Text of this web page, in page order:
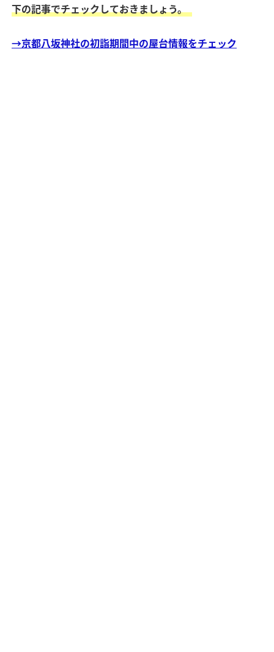
下の記事でチェックしておきましょう。
→京都八坂神社の初詣期間中の屋台情報をチェック